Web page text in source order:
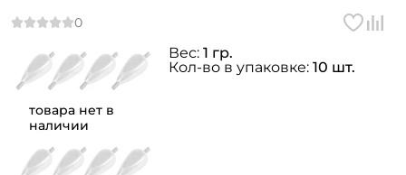
товара нет в
наличии
Вес: 1 гр.
Кол-во в упаковке: 10 шт.